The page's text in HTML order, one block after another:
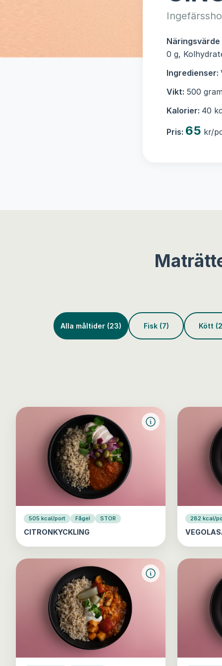
0 g,
Ingredienser:
Vikt: 500
Kalorier: 40
Pris: 65 kr/
Alla måltider (23) Fisk (7) Kött
505 kcal/port Fågel STOR
CITRONKYCKLING
282 kcal/